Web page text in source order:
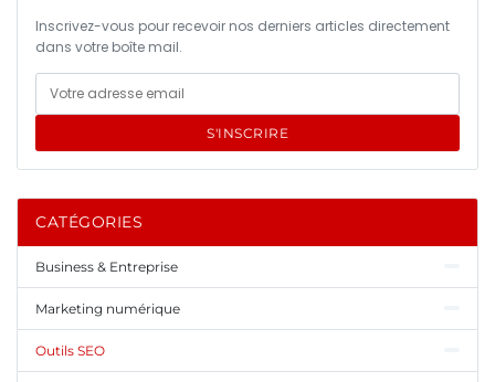
Inscrivez-vous pour recevoir nos derniers articles directement
dans votre boîte mail.
S'INSCRIRE
CATÉGORIES
Business & Entreprise
Marketing numérique
Outils SEO